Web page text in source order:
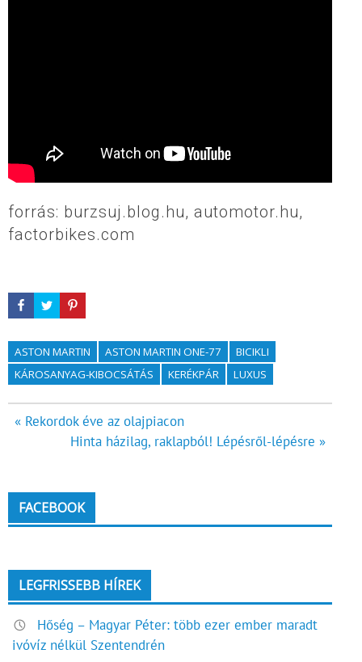
forrás: burzsuj.blog.hu, automotor.hu,
factorbikes.com
ASTON MARTIN ASTON MARTIN ONE-77
BICIKLI
KÁROSANYAG-KIBOCSÁTÁS
KERÉKPÁR LUXUS
Bejegyzés
navigáció
« Rekordok éve az olajpiacon
Hinta házilag, raklapból! Lépésről-lépésre »
FACEBOOK
LEGFRISSEBB HÍREK
Hőség – Magyar Péter: több ezer ember maradt
ivóvíz nélkül Szentendrén